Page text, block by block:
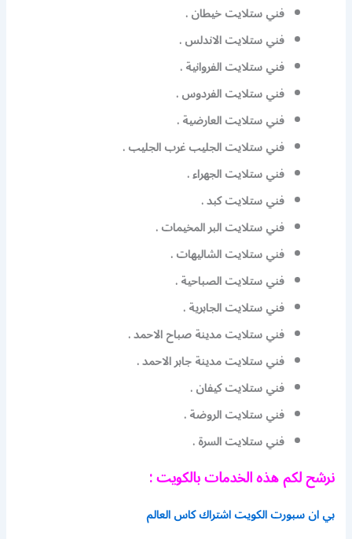
فني ستلايت خيطان .
فني ستلايت الاندلس .
فني ستلايت الفروانية .
فني ستلايت الفردوس .
فني ستلايت العارضية .
فني ستلايت الجليب غرب الجليب .
فني ستلايت الجهراء .
فني ستلايت كبد .
فني ستلايت البر المخيمات .
فني ستلايت الشاليهات .
فني ستلايت الصباحية .
فني ستلايت الجابرية .
فني ستلايت مدينة صباح الاحمد .
فني ستلايت مدينة جابر الاحمد .
فني ستلايت كيفان .
فني ستلايت الروضة .
فني ستلايت السرة .
نرشح لكم هذه الخدمات بالكويت :
بي ان سبورت الكويت اشتراك كاس العالم